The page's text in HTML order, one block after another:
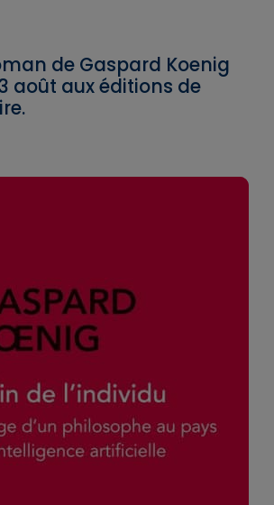
de Gaspard Koenig
août aux éditions de